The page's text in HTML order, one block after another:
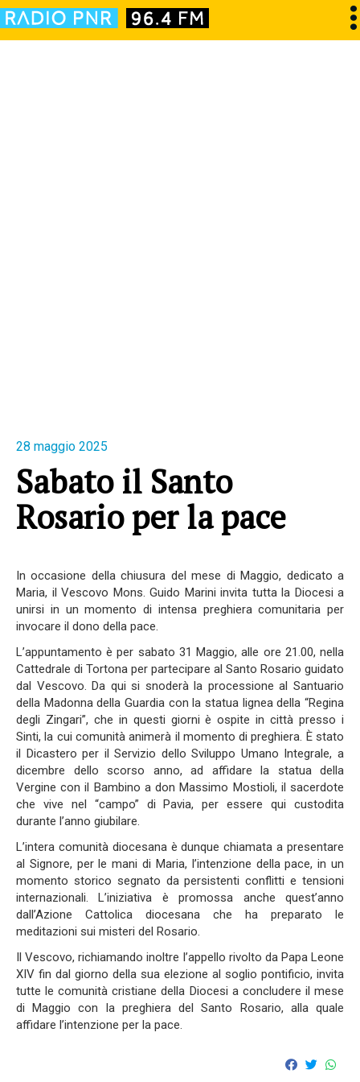
28 maggio 2025
Sabato il Santo
Rosario per la pace
In occasione della chiusura del mese di Maggio, dedicato a
Maria, il Vescovo Mons. Guido Marini invita tutta la Diocesi a
unirsi in un momento di intensa preghiera comunitaria per
invocare il dono della pace.
L’appuntamento è per sabato 31 Maggio, alle ore 21.00, nella
Cattedrale di Tortona per partecipare al Santo Rosario guidato
dal Vescovo. Da qui si snoderà la processione al Santuario
della Madonna della Guardia con la statua lignea della “Regina
degli Zingari”, che in questi giorni è ospite in città presso i
Sinti, la cui comunità animerà il momento di preghiera. È stato
il Dicastero per il Servizio dello Sviluppo Umano Integrale, a
dicembre dello scorso anno, ad affidare la statua della
Vergine con il Bambino a don Massimo Mostioli, il sacerdote
che vive nel “campo” di Pavia, per essere qui custodita
durante l’anno giubilare.
L’intera comunità diocesana è dunque chiamata a presentare
al Signore, per le mani di Maria, l’intenzione della pace, in un
momento storico segnato da persistenti conflitti e tensioni
internazionali. L’iniziativa è promossa anche quest’anno
dall’Azione Cattolica diocesana che ha preparato le
meditazioni sui misteri del Rosario.
Il Vescovo, richiamando inoltre l’appello rivolto da Papa Leone
XIV fin dal giorno della sua elezione al soglio pontificio, invita
tutte le comunità cristiane della Diocesi a concludere il mese
di Maggio con la preghiera del Santo Rosario, alla quale
affidare l’intenzione per la pace.